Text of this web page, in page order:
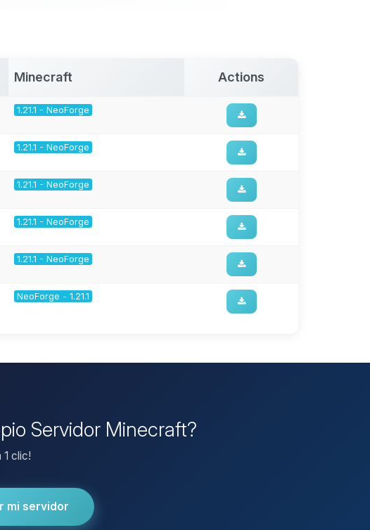
Minecraft Actions
1.21.1 - NeoForge
1.21.1 - NeoForge
1.21.1 - NeoForge
1.21.1 - NeoForge
1.21.1 - NeoForge
NeoForge - 1.21.1
Servidor Minecraft?
1 clic!
mi servidor